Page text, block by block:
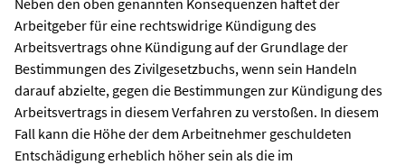
Arbeitgeber für eine rechtswidrige Kündigung des
Arbeitsvertrags ohne Kündigung auf der Grundlage der
Bestimmungen des Zivilgesetzbuchs, wenn sein Handeln
darauf abzielte, gegen die Bestimmungen zur Kündigung des
Arbeitsvertrags in diesem Verfahren zu verstoßen. In diesem
Fall kann die Höhe der dem Arbeitnehmer geschuldeten
Entschädigung erheblich höher sein als die im